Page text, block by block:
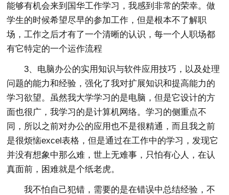
能够有机会来到国华工作学习，我感到非常的荣幸。做
学生的时候希望尽早的参加工作，但是根本不了解职
场，工作之后才有了一个清晰的认识，每一个人职场都
有它特定的一个运作流程
3、电脑办公的实用知识与软件应用技巧，以及处理
问题的能力和经验，强化了我对扩展知识和提高能力的
学习欲望。虽然我大学学习的是电脑，但是它设计的方
面也很广，我学习的是计算机网络。学习的侧重点不
同，所以之前对办公的应用也不是很精通，而且我之前
是很烦恼excel表格，但是通过在工作中的学习，发现它
并没有想象中那么难，世上无难事，只怕有心人，在认
真面前，困难就是个纸老虎。
我不怕自己犯错，需要的是在错误中总结经验，不